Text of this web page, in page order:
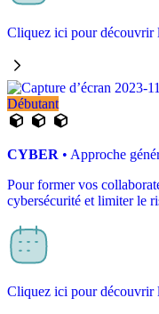
Cliquez ici pour découvrir
Débutant
CYBER • Approche
Pour former vos
cybersécurité et limiter le
Cliquez ici pour découvrir